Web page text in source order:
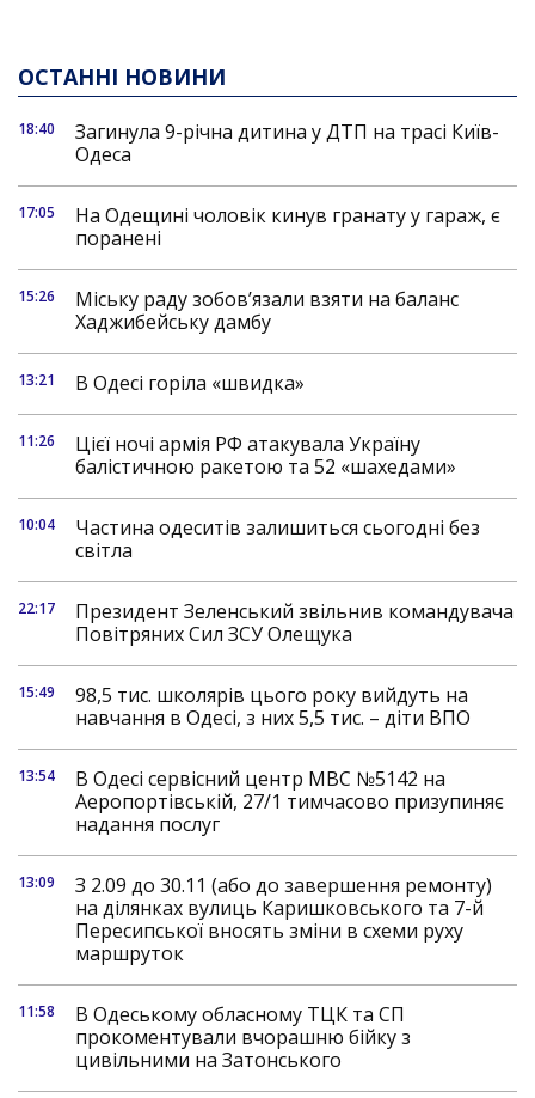
ОСТАННІ НОВИНИ
18:40
Загинула 9-річна дитина у ДТП на трасі Київ-
Одеса
17:05
На Одещині чоловік кинув гранату у гараж, є
поранені
15:26
Міську раду зобов’язали взяти на баланс
Хаджибейську дамбу
13:21 В Одесі горіла «швидка»
11:26
Цієї ночі армія РФ атакувала Україну
балістичною ракетою та 52 «шахедами»
10:04
Частина одеситів залишиться сьогодні без
світла
22:17
Президент Зеленський звільнив командувача
Повітряних Сил ЗСУ Олещука
15:49
98,5 тис. школярів цього року вийдуть на
навчання в Одесі, з них 5,5 тис. – діти ВПО
13:54
В Одесі сервісний центр МВС №5142 на
Аеропортівській, 27/1 тимчасово призупиняє
надання послуг
13:09
З 2.09 до 30.11 (або до завершення ремонту)
на ділянках вулиць Каришковського та 7-й
Пересипської вносять зміни в схеми руху
маршруток
11:58
В Одеському обласному ТЦК та СП
прокоментували вчорашню бійку з
цивільними на Затонського